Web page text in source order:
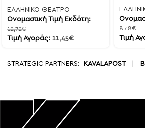
ΕΛΛΗΝΙΚΟ ΘΕΑΤΡΟ
Ονομαστική Τιμή Εκδότη:
12,72€
Τιμή Αγοράς: 11,45€
8,48€
Τιμή
STRATEGIC PARTNERS: KAVALAPOST|